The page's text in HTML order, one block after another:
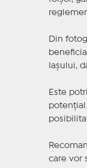
Din
Iașului,
Este
care vor